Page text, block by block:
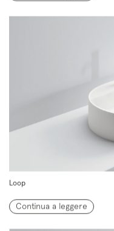
Loop
Continua a leggere